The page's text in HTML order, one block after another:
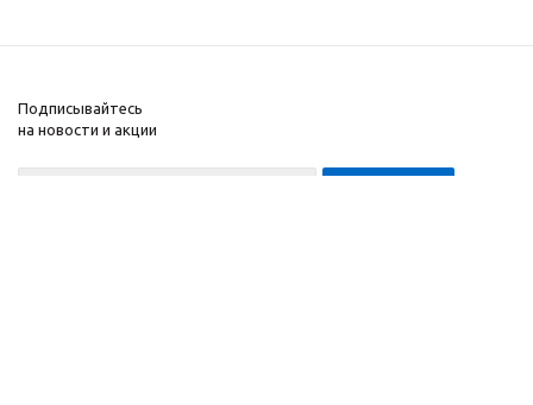
Подписывайтесь
на новости и акции